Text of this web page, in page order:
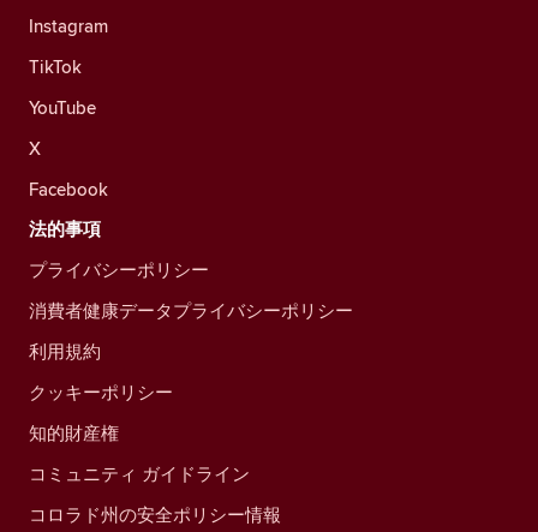
Instagram
TikTok
YouTube
X
Facebook
法的事項
プライバシーポリシー
消費者健康データプライバシーポリシー
利用規約
クッキーポリシー
知的財産権
コミュニティ ガイドライン
コロラド州の安全ポリシー情報